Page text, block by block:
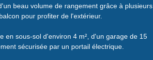
beau volume de rangement grâce à plusieurs
pour profiter de l'extérieur.
en sous-sol d'environ 4 m², d'un garage de 15
sécurisée par un portail électrique.